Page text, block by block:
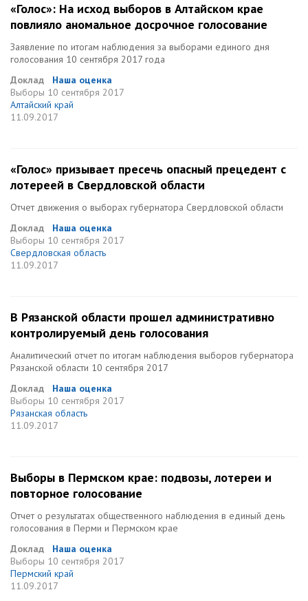
«Голос»: На исход выборов в Алтайском крае
повлияло аномальное досрочное голосование
Заявление по итогам наблюдения за выборами единого дня
голосования 10 сентября 2017 года
Доклад
Наша оценка
Выборы 10 сентября 2017
Алтайский край
11.09.2017
«Голос» призывает пресечь опасный прецедент с
лотереей в Свердловской области
Отчет движения о выборах губернатора Свердловской области
Доклад
Наша оценка
Выборы 10 сентября 2017
Свердловская область
11.09.2017
В Рязанской области прошел административно
контролируемый день голосования
Аналитический отчет по итогам наблюдения выборов губернатора
Рязанской области 10 сентября 2017
Доклад
Наша оценка
Выборы 10 сентября 2017
Рязанская область
11.09.2017
Выборы в Пермском крае: подвозы, лотереи и
повторное голосование
Отчет о результатах общественного наблюдения в единый день
голосования в Перми и Пермском крае
Доклад
Наша оценка
Выборы 10 сентября 2017
Пермский край
11.09.2017